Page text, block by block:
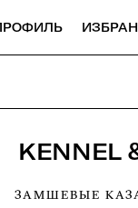
KENNEL
ЗАМШЕВЫЕ